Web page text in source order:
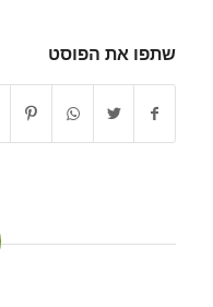
שתפו את הפוסט